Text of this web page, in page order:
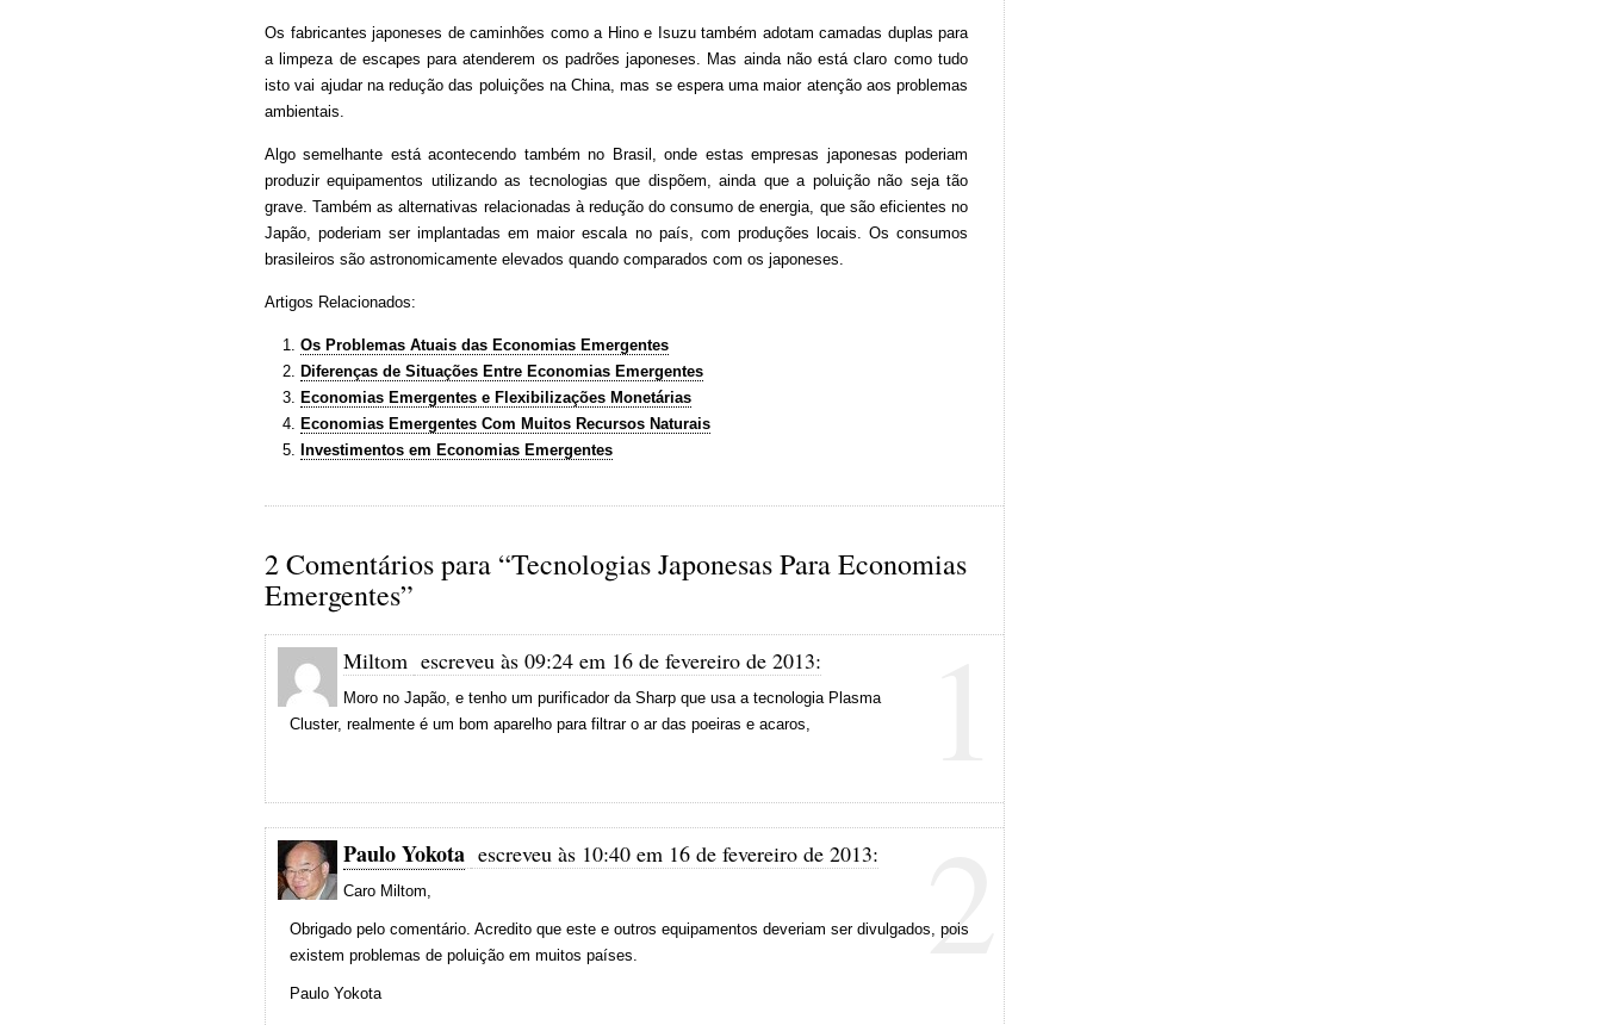
Os fabricantes japoneses de caminhões como a Hino e Isuzu também adotam camadas duplas para
a limpeza de escapes para atenderem os padrões japoneses. Mas ainda não está claro como tudo
isto vai ajudar na redução das poluições na China, mas se espera uma maior atenção aos problemas
ambientais.
Algo semelhante está acontecendo também no Brasil, onde estas empresas japonesas poderiam
produzir equipamentos utilizando as tecnologias que dispõem, ainda que a poluição não seja tão
grave. Também as alternativas relacionadas à redução do consumo de energia, que são eficientes no
Japão, poderiam ser implantadas em maior escala no país, com produções locais. Os consumos
brasileiros são astronomicamente elevados quando comparados com os japoneses.
Artigos Relacionados:
Os Problemas Atuais das Economias Emergentes
Diferenças de Situações Entre Economias Emergentes
Economias Emergentes e Flexibilizações Monetárias
Economias Emergentes Com Muitos Recursos Naturais
Investimentos em Economias Emergentes
2 Comentários para “Tecnologias Japonesas Para Economias
Emergentes”
Miltom escreveu às 09:24 em 16 de fevereiro de 2013:
Moro no Japão, e tenho um purificador da Sharp que usa a tecnologia Plasma
Cluster, realmente é um bom aparelho para filtrar o ar das poeiras e acaros,
Paulo Yokota 2
escreveu às 10:40 em 16 de fevereiro de 2013:
Caro Miltom,
Obrigado pelo comentário. Acredito que este e outros equipamentos deveriam ser divulgados, pois
existem problemas de poluição em muitos países.
Paulo Yokota